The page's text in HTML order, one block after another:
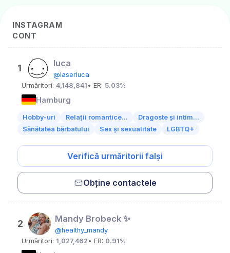
INSTAGRAM
CONT
1 luca
@laserluca
Urmăritori: 4,148,841 • ER: 5.03%
Hamburg
Hobby-uri Relații romantice...
Dragoste și intim...
Sănătatea bărbatului
Sex și sexualitate LGBTQ+
Verifică urmăritorii falși
Obține contactele
2 Mandy Brobeck ✨
@healthy_mandy
Urmăritori: 1,027,462 • ER: 0.91%